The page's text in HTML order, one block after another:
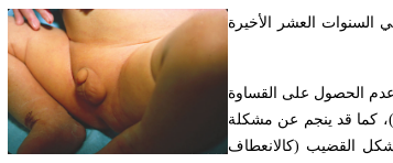
السنوات العشر الأخيرة
عدم الحصول على القساوة
كما قد ينجم عن مشكلة
القضيب (كالانعطاف